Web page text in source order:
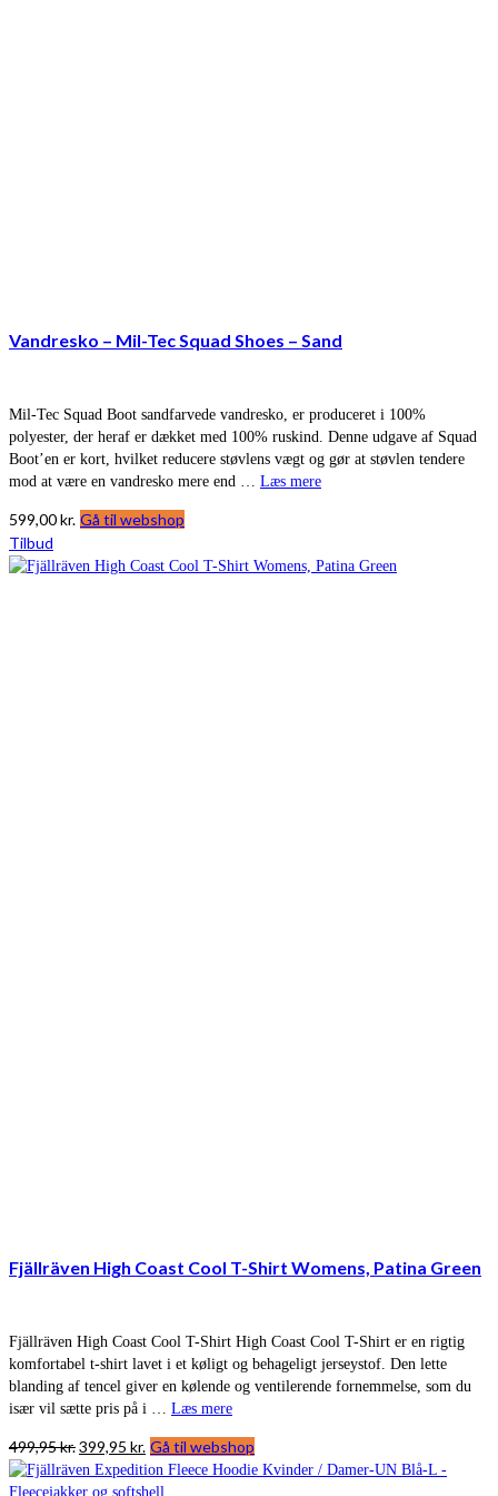
Vandresko – Mil-Tec Squad Shoes – Sand
Mil-Tec Squad Boot sandfarvede vandresko, er produceret i 100%
polyester, der heraf er dækket med 100% ruskind. Denne udgave af Squad
Boot’en er kort, hvilket reducere støvlens vægt og gør at støvlen tendere
mod at være en vandresko mere end … Læs mere
599,00kr. Gå til webshop
Tilbud
Fjällräven High Coast Cool T-Shirt Womens, Patina Green
Fjällräven High Coast Cool T-Shirt High Coast Cool T-Shirt er en rigtig
komfortabel t-shirt lavet i et køligt og behageligt jerseystof. Den lette
blanding af tencel giver en kølende og ventilerende fornemmelse, som du
især vil sætte pris på i … Læs mere
499,95kr.Den
oprindelige
pris
399,95 kr. Den
aktuelle
pris
Gå til webshop